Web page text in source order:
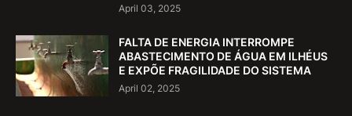
April 03, 2025
FALTA DE ENERGIA INTERROMPE
ABASTECIMENTO DE ÁGUA EM ILHÉUS
E EXPÕE FRAGILIDADE DO SISTEMA
April 02, 2025